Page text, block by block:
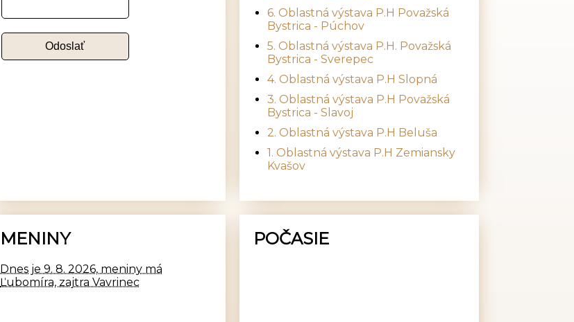
6. Oblastná výstava P.H Považská
Bystrica - Púchov
5. Oblastná výstava P.H. Považská
Bystrica - Sverepec
4. Oblastná výstava P.H Slopná
3. Oblastná výstava P.H Považská
Bystrica - Slavoj
2. Oblastná výstava P.H Beluša
1. Oblastná výstava P.H Zemiansky
Kvašov
MENINY
Dnes je 9. 8. 2026, meniny má
Ľubomíra, zajtra Vavrinec
POČASIE